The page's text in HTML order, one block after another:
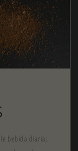
bebida diaria;